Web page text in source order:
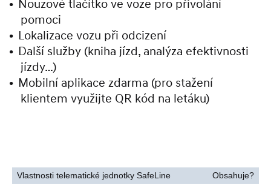
Nouzové tlačítko ve voze pro přivolání
pomoci
Lokalizace vozu při odcizení
Další služby (kniha jízd, analýza efektivnosti
jízdy…)
Mobilní aplikace zdarma (pro stažení
klientem využijte QR kód na letáku)
Vlastnosti telematické jednotky SafeLine Obsahuje?